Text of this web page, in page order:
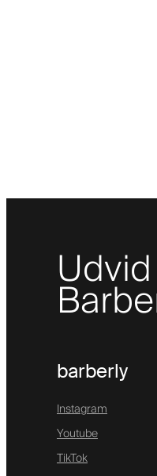
barberly
Instagram
Youtube
TikTok